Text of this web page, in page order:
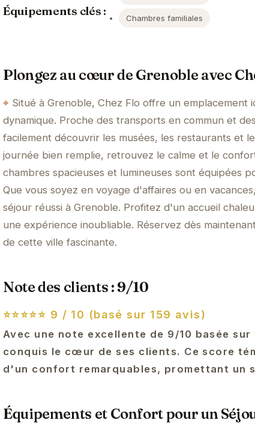
Équipements clés : Chambres familiales
Plongez au cœur de Grenoble avec
Situé à Grenoble, Chez Flo offre un
dynamique. Proche des transports en commun et
facilement découvrir les musées, les restaurants et
journée bien remplie, retrouvez le calme et le
chambres spacieuses et lumineuses sont équipées
Que vous soyez en voyage d'affaires ou en
séjour réussi à Grenoble. Profitez d'un accueil
une expérience inoubliable. Réservez dès
de cette ville fascinante.
Note des clients : 9/10
⭐⭐⭐⭐⭐ 9 / 10 (basé sur 159 avis)
Avec une note excellente de 9/10 basée sur
conquis le cœur de ses clients. Ce score
d'un confort remarquables, promettant un
Équipements et Confort pour un